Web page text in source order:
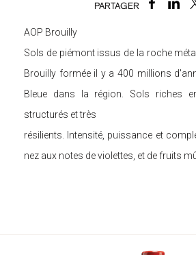
PARTAGER
AOP Brouilly
Sols de piémont issus de la roche
Brouilly formée il y a 400 millions
Bleue dans la région. Sols riches
structurés et très
résilients. Intensité, puissance et
nez aux notes de violettes, et de fruits